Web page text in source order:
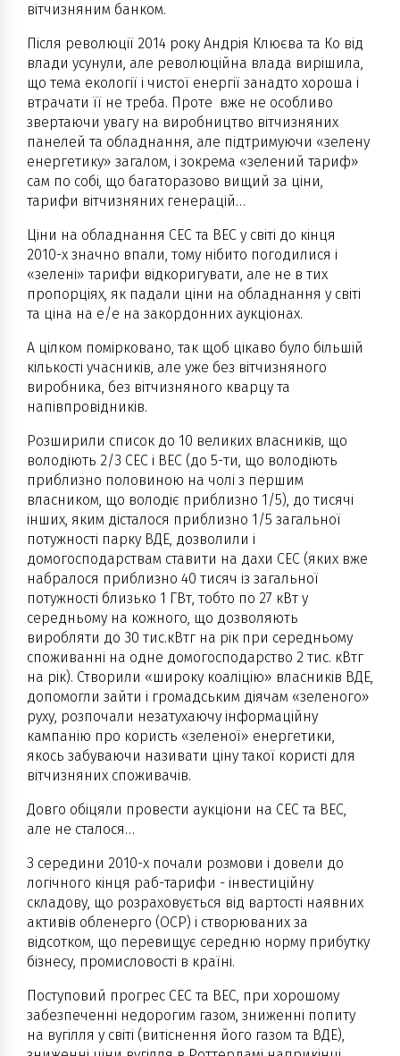
вітчизняним банком.
Після революції 2014 року Андрія Клюєва та Ко від
влади усунули, але революційна влада вирішила,
що тема екології і чистої енергії занадто хороша і
втрачати її не треба. Проте вже не особливо
звертаючи увагу на виробництво вітчизняних
панелей та обладнання, але підтримуючи «зелену
енергетику» загалом, і зокрема «зелений тариф»
сам по собі, що багаторазово вищий за ціни,
тарифи вітчизняних генерацій…
Ціни на обладнання СЕС та ВЕС у світі до кінця
2010-х значно впали, тому нібито погодилися і
«зелені» тарифи відкоригувати, але не в тих
пропорціях, як падали ціни на обладнання у світі
та ціна на е/е на закордонних аукціонах.
А цілком помірковано, так щоб цікаво було більшій
кількості учасників, але уже без вітчизняного
виробника, без вітчизняного кварцу та
напівпровідників.
Розширили список до 10 великих власників, що
володіють 2/3 СЕС і ВЕС (до 5-ти, що володіють
приблизно половиною на чолі з першим
власником, що володіє приблизно 1/5), до тисячі
інших, яким дісталося приблизно 1/5 загальної
потужності парку ВДЕ, дозволили і
домогосподарствам ставити на дахи СЕС (яких вже
набралося приблизно 40 тисяч із загальної
потужності близько 1 ГВт, тобто по 27 кВт у
середньому на кожного, що дозволяють
виробляти до 30 тис.кВтг на рік при середньому
споживанні на одне домогосподарство 2 тис. кВтг
на рік). Створили «широку коаліцію» власників ВДЕ,
допомогли зайти і громадським діячам «зеленого»
руху, розпочали незатухаючу інформаційну
кампанію про користь «зеленої» енергетики,
якось забуваючи називати ціну такої користі для
вітчизняних споживачів.
Довго обіцяли провести аукціони на СЕС та ВЕС,
але не сталося…
З середини 2010-х почали розмови і довели до
логічного кінця раб-тарифи - інвестиційну
складову, що розраховується від вартості наявних
активів обленерго (ОСР) і створюваних за
відсотком, що перевищує середню норму прибутку
бізнесу, промисловості в країні.
Поступовий прогрес СЕС та ВЕС, при хорошому
забезпеченні недорогим газом, зниженні попиту
на вугілля у світі (витіснення його газом та ВДЕ),